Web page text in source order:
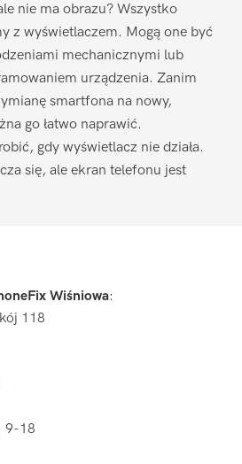
nie ma obrazu? Wszystko
z wyświetlaczem. Mogą one być
mechanicznymi lub
urządzenia. Zanim
smartfona na nowy,
go łatwo naprawić.
gdy wyświetlacz nie działa.
się, ale ekran telefonu jest
Wiśniowa:
118
9-18